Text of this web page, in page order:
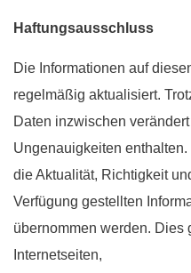
Haftungsausschluss
Die Informationen auf
regelmäßig aktualisiert.
Daten inzwischen
Ungenauigkeiten
die Aktualität, Richtigkeit
Verfügung gestellten
übernommen werden. Dies
Internetseiten,